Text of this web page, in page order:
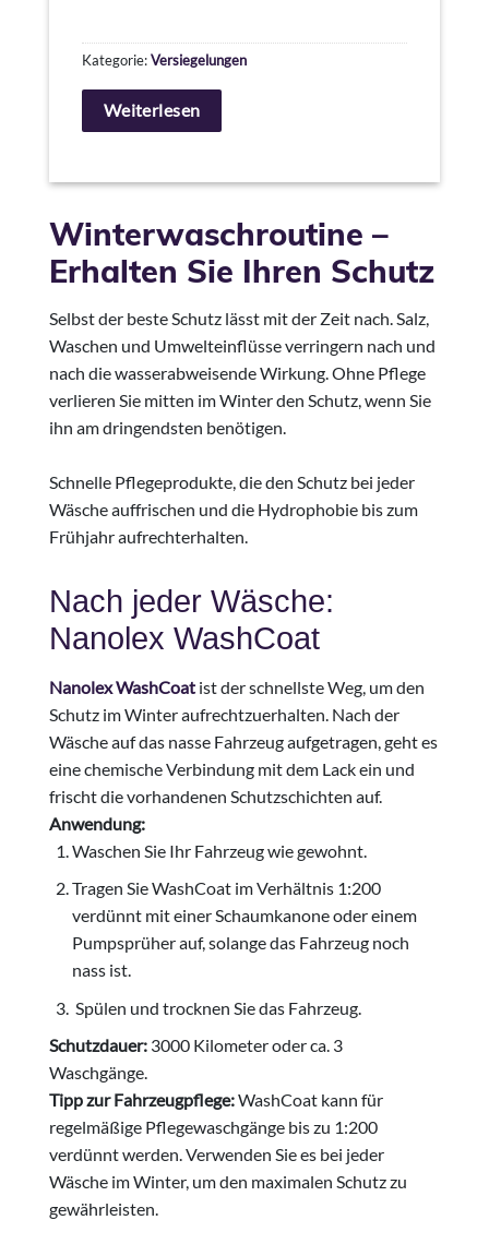
Kategorie:Versiegelungen
Weiterlesen
Winterwaschroutine –
Erhalten Sie Ihren Schutz
Selbst der beste Schutz lässt mit der Zeit nach. Salz,
Waschen und Umwelteinflüsse verringern nach und
nach die wasserabweisende Wirkung. Ohne Pflege
verlieren Sie mitten im Winter den Schutz, wenn Sie
ihn am dringendsten benötigen.
Schnelle Pflegeprodukte, die den Schutz bei jeder
Wäsche auffrischen und die Hydrophobie bis zum
Frühjahr aufrechterhalten.
Nach jeder Wäsche:
Nanolex WashCoat
Nanolex WashCoat ist der schnellste Weg, um den
Schutz im Winter aufrechtzuerhalten. Nach der
Wäsche auf das nasse Fahrzeug aufgetragen, geht es
eine chemische Verbindung mit dem Lack ein und
frischt die vorhandenen Schutzschichten auf.
Anwendung:
Waschen Sie Ihr Fahrzeug wie gewohnt.
Tragen Sie WashCoat im Verhältnis 1:200
verdünnt mit einer Schaumkanone oder einem
Pumpsprüher auf, solange das Fahrzeug noch
nass ist.
Spülen und trocknen Sie das Fahrzeug.
Schutzdauer: 3000 Kilometer oder ca. 3
Waschgänge.
Tipp zur Fahrzeugpflege:WashCoat kann für
regelmäßige Pflegewaschgänge bis zu 1:200
verdünnt werden. Verwenden Sie es bei jeder
Wäsche im Winter, um den maximalen Schutz zu
gewährleisten.